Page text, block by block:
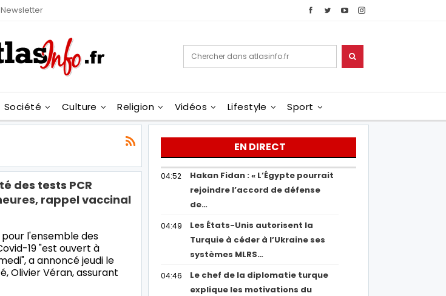
Newsletter
Société Culture Religion Vidéos Lifestyle Sport
des tests PCR
rappel vaccinal
l'ensemble des
19 "est ouvert à
a annoncé jeudi le
Olivier Véran, assurant
EN DIRECT
04:52
Hakan Fidan : « L’Égypte pourrait
rejoindre l’accord de défense
de…
04:49
Les États-Unis autorisent la
Turquie à céder à l’Ukraine ses
systèmes MLRS…
04:46
Le chef de la diplomatie turque
explique les motivations du